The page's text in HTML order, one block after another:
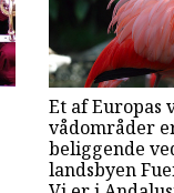
Et af Europas
vådområder
beliggende
landsbyen